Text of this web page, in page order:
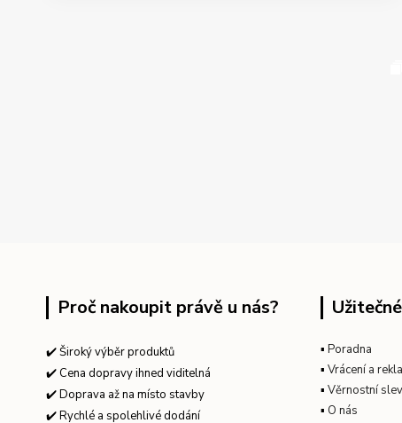
Proč nakoupit právě u nás?
✔️ Široký výběr produktů
✔️ Cena dopravy ihned viditelná
✔️ Doprava až na místo stavby
✔️ Rychlé a spolehlivé dodání
▪ Poradna
▪ Vrácení a
▪ Věrnostní
▪ O nás